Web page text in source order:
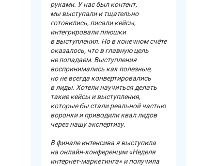
руками. У нас был контент,
мы выступали и тщательно
готовились, писали кейсы,
интегрировали плюшки
в выступления. Но в конечном счёте
оказалось, что в главную цель
не попадаем. Выступления
воспринимались как полезные,
но не всегда конвертировались
в лиды. Хотели научиться делать
такие кейсы и выступления,
которые бы стали реальной частью
воронки и приводили квал лидов
через нашу экспертизу.
В финале интенсива я выступила
на онлайн-конференции «Неделя
интернет-маркетинга» и получила